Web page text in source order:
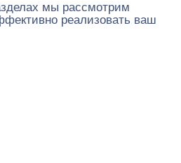
мы рассмотрим
реализовать ваш